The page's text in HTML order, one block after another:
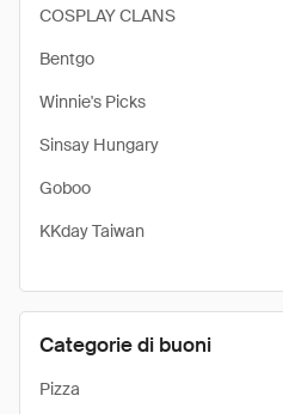
COSPLAY CLANS
Bentgo
Winnie's Picks
Sinsay Hungary
Goboo
KKday Taiwan
Categorie di buoni
Pizza